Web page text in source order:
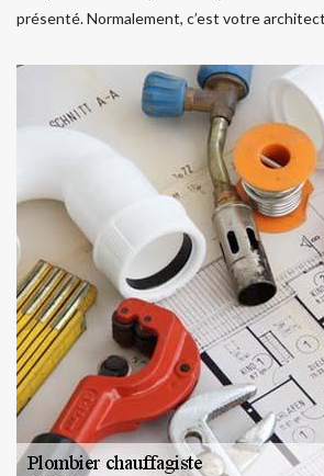
présenté. Normalement, c’est votre